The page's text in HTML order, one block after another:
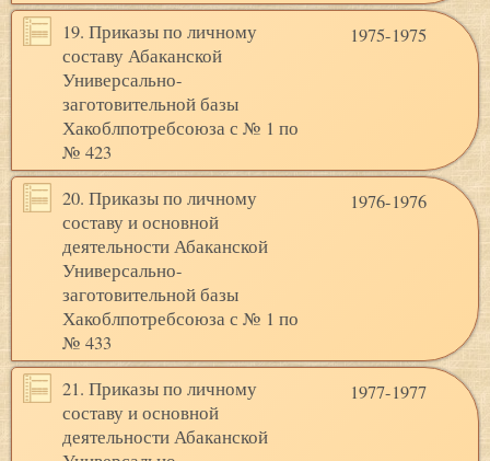
19. Приказы по личному
составу Абаканской
Универсально-
заготовительной базы
Хакоблпотребсоюза с № 1 по
№ 423
1975-1975
20. Приказы по личному
составу и основной
деятельности Абаканской
Универсально-
заготовительной базы
Хакоблпотребсоюза с № 1 по
№ 433
1976-1976
21. Приказы по личному
составу и основной
деятельности Абаканской
1977-1977